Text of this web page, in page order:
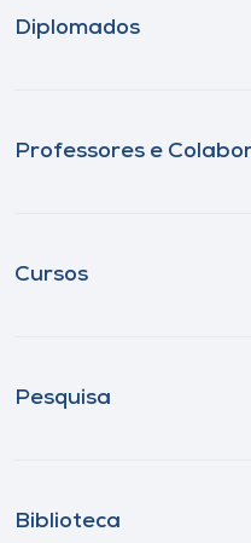
Diplomados
Professores e
Cursos
Pesquisa
Biblioteca